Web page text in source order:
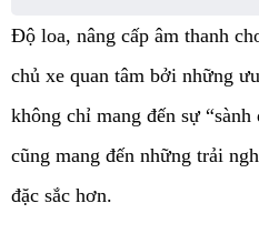
Độ loa, nâng cấp âm thanh
chủ xe quan tâm bởi những
không chỉ mang đến sự
cũng mang đến những trải
đặc sắc hơn.